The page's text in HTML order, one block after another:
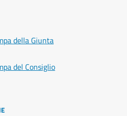
della Giunta
del Consiglio